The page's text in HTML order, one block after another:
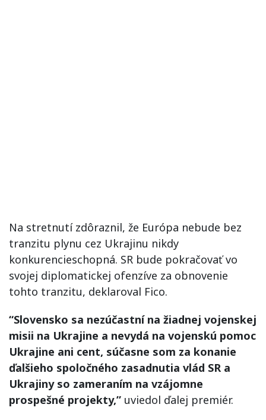
Na stretnutí zdôraznil, že Európa nebude bez
tranzitu plynu cez Ukrajinu nikdy
konkurencieschopná. SR bude pokračovať vo
svojej diplomatickej ofenzíve za obnovenie
tohto tranzitu, deklaroval Fico.
“Slovensko sa nezúčastní na žiadnej vojenskej
misii na Ukrajine a nevydá na vojenskú pomoc
Ukrajine ani cent, súčasne som za konanie
ďalšieho spoločného zasadnutia vlád SR a
Ukrajiny so zameraním na vzájomne
prospešné projekty,” uviedol ďalej premiér.